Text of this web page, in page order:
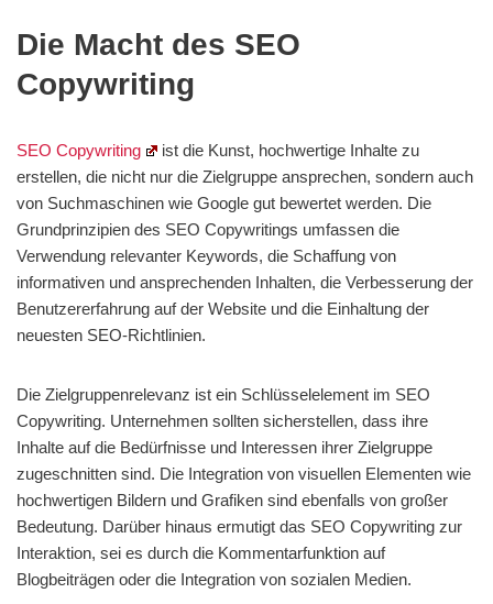
Die Macht des SEO
Copywriting
SEO Copywriting
ist die Kunst, hochwertige Inhalte zu
erstellen, die nicht nur die Zielgruppe ansprechen, sondern auch
von Suchmaschinen wie Google gut bewertet werden. Die
Grundprinzipien des SEO Copywritings umfassen die
Verwendung relevanter Keywords, die Schaffung von
informativen und ansprechenden Inhalten, die Verbesserung der
Benutzererfahrung auf der Website und die Einhaltung der
neuesten SEO-Richtlinien.
Die Zielgruppenrelevanz ist ein Schlüsselelement im SEO
Copywriting. Unternehmen sollten sicherstellen, dass ihre
Inhalte auf die Bedürfnisse und Interessen ihrer Zielgruppe
zugeschnitten sind. Die Integration von visuellen Elementen wie
hochwertigen Bildern und Grafiken sind ebenfalls von großer
Bedeutung. Darüber hinaus ermutigt das SEO Copywriting zur
Interaktion, sei es durch die Kommentarfunktion auf
Blogbeiträgen oder die Integration von sozialen Medien.